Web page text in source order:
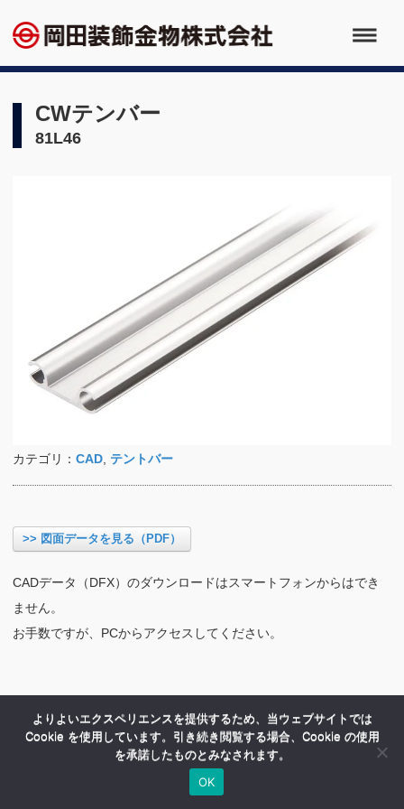
CWテンバー
81L46
カテゴリ： CAD テントバー
>> 図面データを見る（PDF）
CADデータ（DFX）のダウンロードはスマートフォンからはでき
ません。
お手数ですが、PCからアクセスしてください。
よりよいエクスペリエンスを提供するため、当ウェブサイトでは
Cookie を使用しています。引き続き閲覧する場合、Cookie の使用
を承諾したものとみなされます。
OK